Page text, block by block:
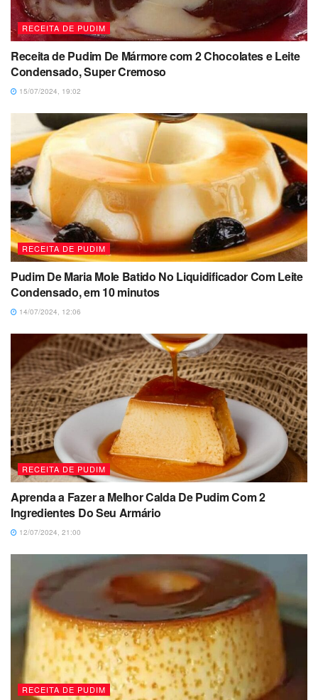
RECEITA DE PUDIM
Receita de Pudim De Mármore com 2 Chocolates e Leite
Condensado, Super Cremoso
15/07/2024, 19:02
RECEITA DE PUDIM
Pudim De Maria Mole Batido No Liquidificador Com Leite
Condensado, em 10 minutos
14/07/2024, 12:06
RECEITA DE PUDIM
Aprenda a Fazer a Melhor Calda De Pudim Com 2
Ingredientes Do Seu Armário
12/07/2024, 21:00
RECEITA DE PUDIM